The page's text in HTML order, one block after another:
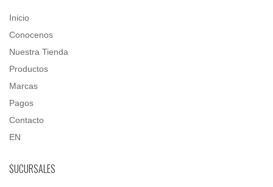
Inicio
Conocenos
Nuestra Tienda
Productos
Marcas
Pagos
Contacto
EN
SUCURSALES